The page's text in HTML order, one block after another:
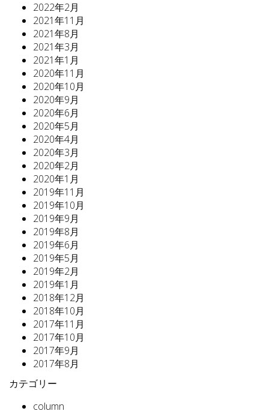
2022年2月
2021年11月
2021年8月
2021年3月
2021年1月
2020年11月
2020年10月
2020年9月
2020年6月
2020年5月
2020年4月
2020年3月
2020年2月
2020年1月
2019年11月
2019年10月
2019年9月
2019年8月
2019年6月
2019年5月
2019年2月
2019年1月
2018年12月
2018年10月
2017年11月
2017年10月
2017年9月
2017年8月
カテゴリー
column